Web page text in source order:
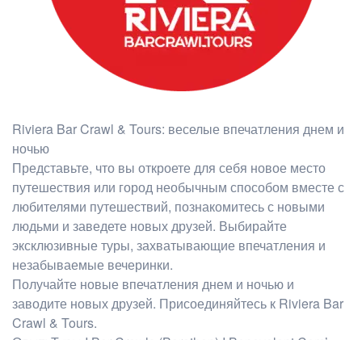
Riviera Bar Crawl & Tours: веселые впечатления днем и
ночью
Представьте, что вы откроете для себя новое место
путешествия или город необычным способом вместе с
любителями путешествий, познакомитесь с новыми
людьми и заведете новых друзей. Выбирайте
эксклюзивные туры, захватывающие впечатления и
незабываемые вечеринки.
Получайте новые впечатления днем и ночью и
заводите новых друзей. Присоединяйтесь к Riviera Bar
Crawl & Tours.